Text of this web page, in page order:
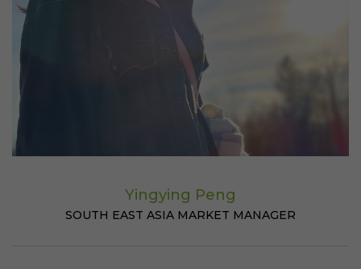
Yingying Peng
SOUTH EAST ASIA MARKET MANAGER